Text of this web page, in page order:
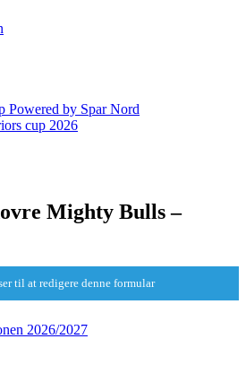
Powered by Spar Nord
cup 2026
Mighty Bulls –
til at redigere denne formular
2026/2027